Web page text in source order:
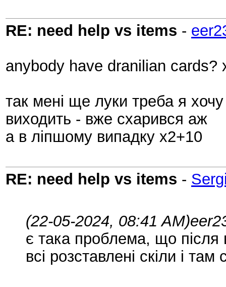
RE: need help vs items -
anybody have dranilian cards?
так мені ще луки треба я
виходить - вже схарився аж
а в ліпшому випадку х2+10
RE: need help vs items -
(22-05-2024, 08:41 AM)
є така проблема, що
всі розставлені скіли і